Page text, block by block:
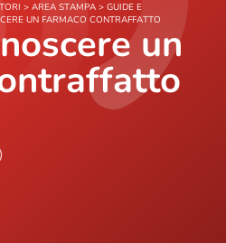
> AREA STAMPA > GUIDE E
UN FARMACO CONTRAFFATTOun